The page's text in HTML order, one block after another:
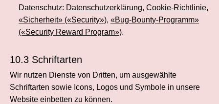
Datenschutz: Datenschutzerklärung, Cookie-Richtlinie,
«Sicherheit» («Security»), «Bug-Bounty-Programm»
(«Security Reward Program»).
10.3 Schriftarten
Wir nutzen Dienste von Dritten, um ausgewählte
Schriftarten sowie Icons, Logos und Symbole in unsere
Website einbetten zu können.